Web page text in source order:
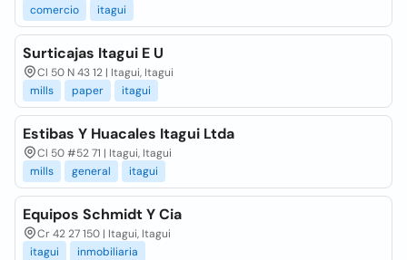
comercio
itagui
Surticajas Itagui E U
Cl 50 N 43 12 | Itagui, Itagui
mills
paper itagui
Estibas Y Huacales Itagui Ltda
Cl 50 #52 71 | Itagui, Itagui
mills
general itagui
Equipos Schmidt Y Cia
Cr 42 27 150 | Itagui, Itagui
itagui
inmobiliaria